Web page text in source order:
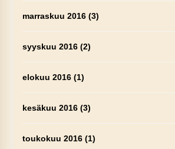
marraskuu 2016(3)
syyskuu 2016(2)
elokuu 2016(1)
kesäkuu 2016(3)
toukokuu 2016(1)